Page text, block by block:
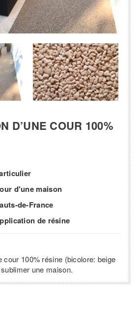
D’UNE COUR 100%
d'une maison
de-France
de résine
cour 100% résine (bicolore: beige
une maison.